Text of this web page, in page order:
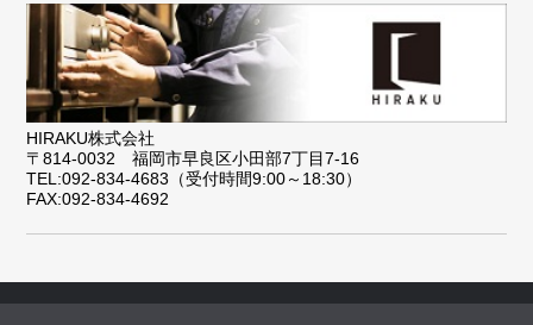
HIRAKU株式会社
〒814-0032 福岡市早良区小田部7丁目7-16
TEL:092-834-4683（受付時間9:00～18:30）
FAX:092-834-4692